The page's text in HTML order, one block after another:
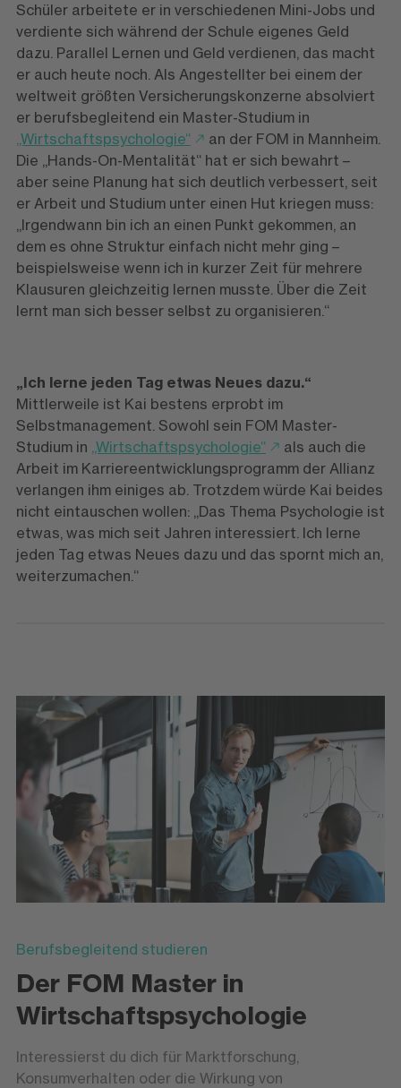
Schüler arbeitete er in verschiedenen Mini-Jobs und
verdiente sich während der Schule eigenes Geld
dazu. Parallel Lernen und Geld verdienen, das macht
er auch heute noch. Als Angestellter bei einem der
weltweit größten Versicherungskonzerne absolviert
er berufsbegleitend ein Master-Studium in
„Wirtschaftspsychologie“
an der FOM in Mannheim.
Die „Hands-On-Mentalität“ hat er sich bewahrt –
aber seine Planung hat sich deutlich verbessert, seit
er Arbeit und Studium unter einen Hut kriegen muss:
„Irgendwann bin ich an einen Punkt gekommen, an
dem es ohne Struktur einfach nicht mehr ging –
beispielsweise wenn ich in kurzer Zeit für mehrere
Klausuren gleichzeitig lernen musste. Über die Zeit
lernt man sich besser selbst zu organisieren.“
„Ich lerne jeden Tag etwas Neues dazu.“
Mittlerweile ist Kai bestens erprobt im
Selbstmanagement. Sowohl sein FOM Master-
Studium in „Wirtschaftspsychologie“
als auch die
Arbeit im Karriereentwicklungsprogramm der Allianz
verlangen ihm einiges ab. Trotzdem würde Kai beides
nicht eintauschen wollen: „Das Thema Psychologie ist
etwas, was mich seit Jahren interessiert. Ich lerne
jeden Tag etwas Neues dazu und das spornt mich an,
weiterzumachen.“
Berufsbegleitend studieren
Der FOM Master in
Wirtschaftspsychologie
Interessierst du dich für Marktforschung,
Konsumverhalten oder die Wirkung von